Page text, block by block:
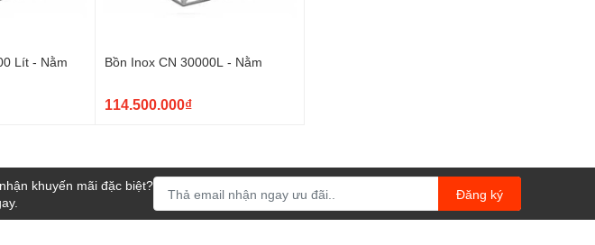
Lít - Nằm Bồn Inox CN 30000L - Nằm
114.500.000₫
khuyến mãi đặc biệt?
Đăng ký